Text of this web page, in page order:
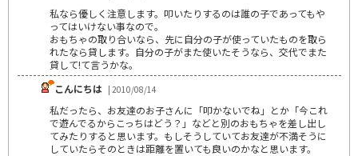
私なら優しく注意します。叩いたりするのは誰の子であってもや
ってはいけない事なので。
おもちゃの取り合いなら、先に自分の子が使っていたものを取ら
れたなら貸します。自分の子がまた使いたそうなら、交代でまた
貸して!て言うかな。
こんにちは | 2010/08/14
私だったら、お友達のお子さんに「叩かないでね」とか「今これ
で遊んでるからこっちはどう？」などと別のおもちゃを差し出し
てみたりすると思います。もしそうしていてお友達が不満そうに
していたらそのときは距離を置いても良いのかなと思います。